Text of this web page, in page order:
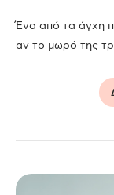
Ένα από τα άγχη
αν το μωρό της